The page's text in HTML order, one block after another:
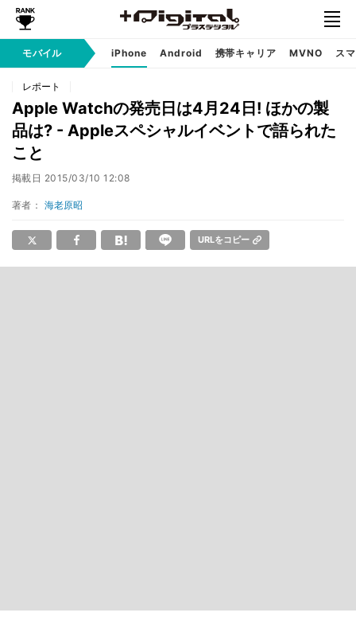
モバイル iPhone Android 携帯キャリア MVNO ス
レポート
Apple Watchの発売日は4月24日! ほかの製
品は? - Appleスペシャルイベントで語られた
こと
掲載日 2015/03/10 12:08
著者： 海老原昭
URLをコピー